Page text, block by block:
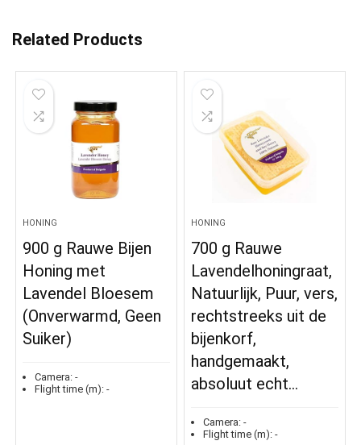
Related Products
HONING
900 g Rauwe Bijen
Honing met
Lavendel Bloesem
(Onverwarmd, Geen
Suiker)
Camera: -
Flight time (m): -
HONING
700 g Rauwe
Lavendelhoningraat,
Natuurlijk, Puur, vers,
rechtstreeks uit de
bijenkorf,
handgemaakt,
absoluut echt…
Camera: -
Flight time (m): -